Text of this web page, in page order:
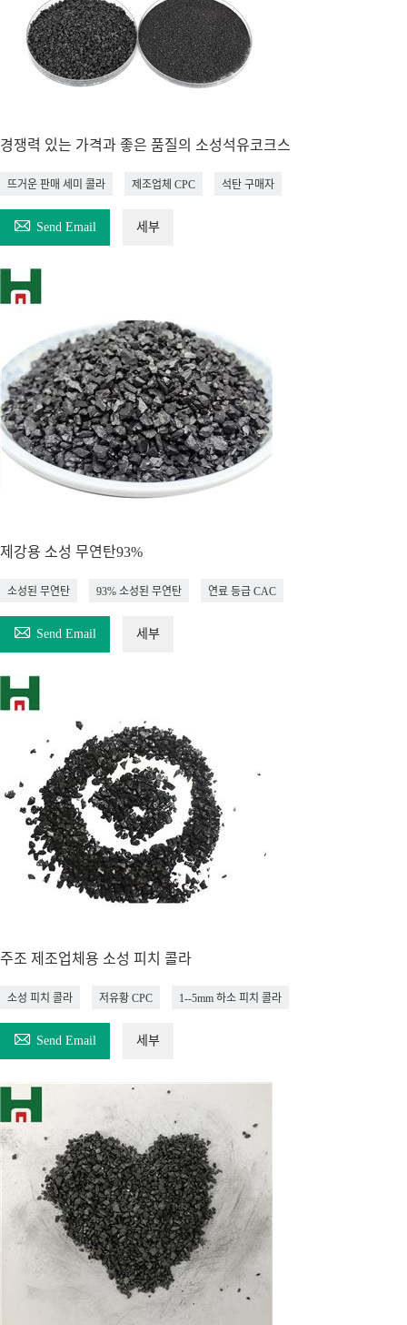
경쟁력 있는 가격과 좋은 품질의 소성석유코크스
뜨거운 판매 세미 콜라 제조업체 CPC 석탄 구매자
 Send Email 세부
제강용 소성 무연탄93%
소성된 무연탄 93% 소성된 무연탄 연료 등급 CAC
 Send Email 세부
주조 제조업체용 소성 피치 콜라
소성 피치 콜라 저유황 CPC 1--5mm 하소 피치 콜라
 Send Email 세부